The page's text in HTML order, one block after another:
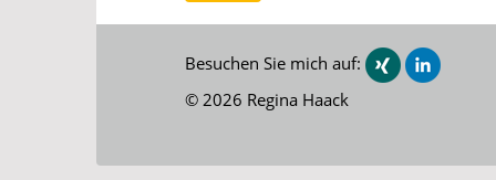
Besuchen Sie mich auf:
© 2026 Regina Haack